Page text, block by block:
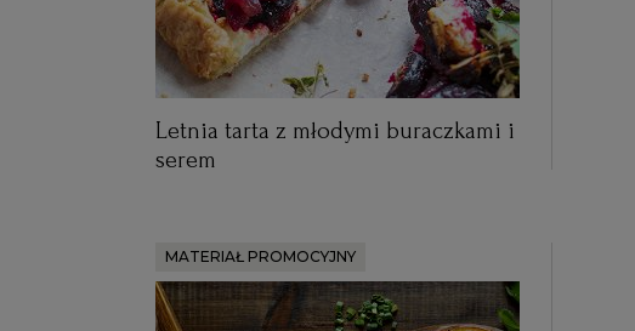
Letnia tarta z młodymi buraczkami i
serem
MATERIAŁ PROMOCYJNY